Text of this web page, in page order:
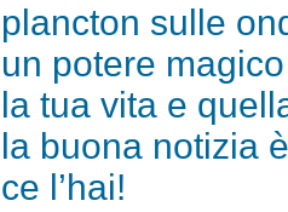
plancton sulle
un potere
la tua vita e
la buona notizia
ce l’hai!